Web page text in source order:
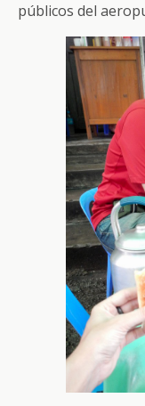
públicos del